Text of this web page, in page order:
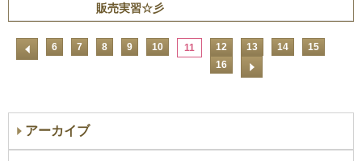
販売実習☆彡
6 7 8 9 10 11 12 13 14
15
16
アーカイブ